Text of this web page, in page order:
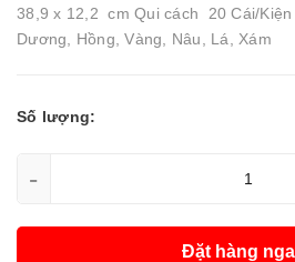
38,9 x 12,2 cm Qui cách 20 Cái/Kiện
Dương, Hồng, Vàng, Nâu, Lá, Xám
Số lượng:
-
Đặt hàng